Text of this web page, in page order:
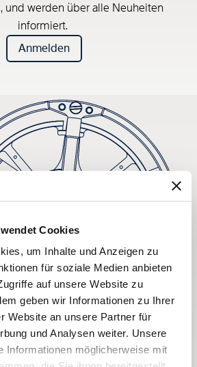
Cookies
um Inhalte und Anzeigen zu
für soziale Medien anbieten
auf unsere Website zu
geben wir Informationen zu Ihrer
Website an unsere Partner für
und Analysen weiter. Unsere
Informationen möglicherweise mit
und werden über alle Neuheiten
informiert.
Anmelden